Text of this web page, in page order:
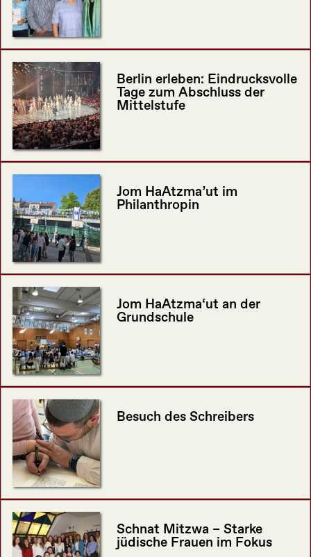
Berlin erleben: Eindrucksvolle
Tage zum Abschluss der
Mittelstufe
Jom HaAtzma’ut im
Philanthropin
Jom HaAtzma‘ut an der
Grundschule
Besuch des Schreibers
Schnat Mitzwa – Starke
jüdische Frauen im Fokus